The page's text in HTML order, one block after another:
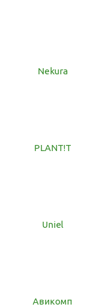
Nekura
PLANT!T
Uniel
Авикомп